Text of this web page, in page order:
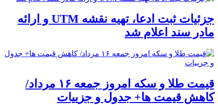
جزئیات ثبت ادعا، تهیه نقشه UTM و ارائه
مادر سند اعلام شد
قیمت طلا و سکه امروز جمعه ۱۶ مرداد/
کاهش قیمت ها+ جدول و جزییات